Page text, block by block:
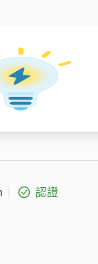
認證